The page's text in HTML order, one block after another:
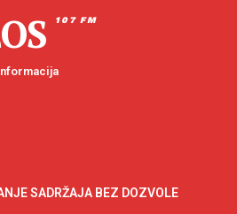
107 FM
SADRŽAJA BEZ DOZVOLE